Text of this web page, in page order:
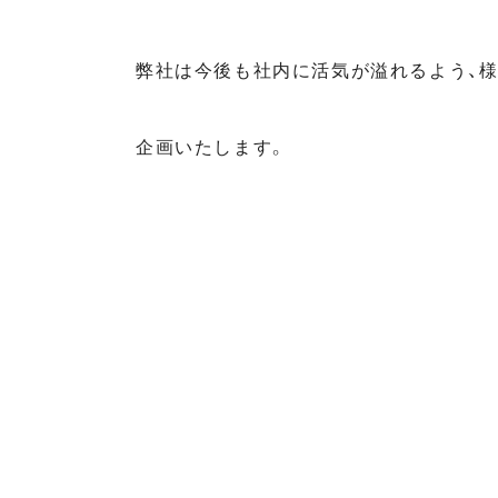
弊社は今後も社内に活気が溢れるよう、
企画いたします。